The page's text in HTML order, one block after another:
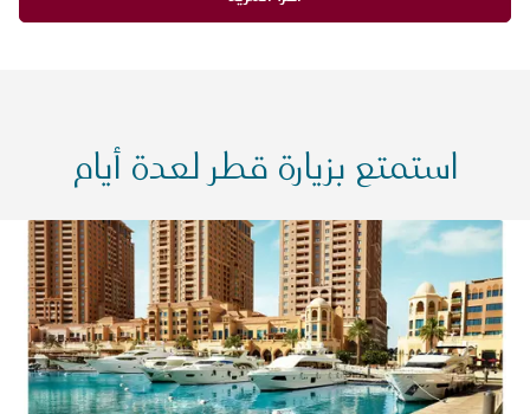
استمتع بزيارة قطر لعدة أيام